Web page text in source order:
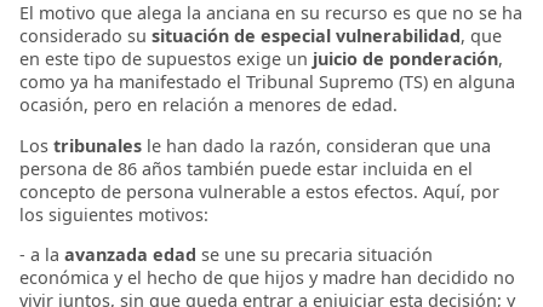
El motivo que alega la anciana en su recurso es que no se ha
considerado su situación de especial vulnerabilidad, que
en este tipo de supuestos exige un juicio de ponderación,
como ya ha manifestado el Tribunal Supremo (TS) en alguna
ocasión, pero en relación a menores de edad.
Los tribunales le han dado la razón, consideran que una
persona de 86 años también puede estar incluida en el
concepto de persona vulnerable a estos efectos. Aquí, por
los siguientes motivos:
- a la avanzada edad se une su precaria situación
económica y el hecho de que hijos y madre han decidido no
vivir juntos, sin que queda entrar a enjuiciar esta decisión; y